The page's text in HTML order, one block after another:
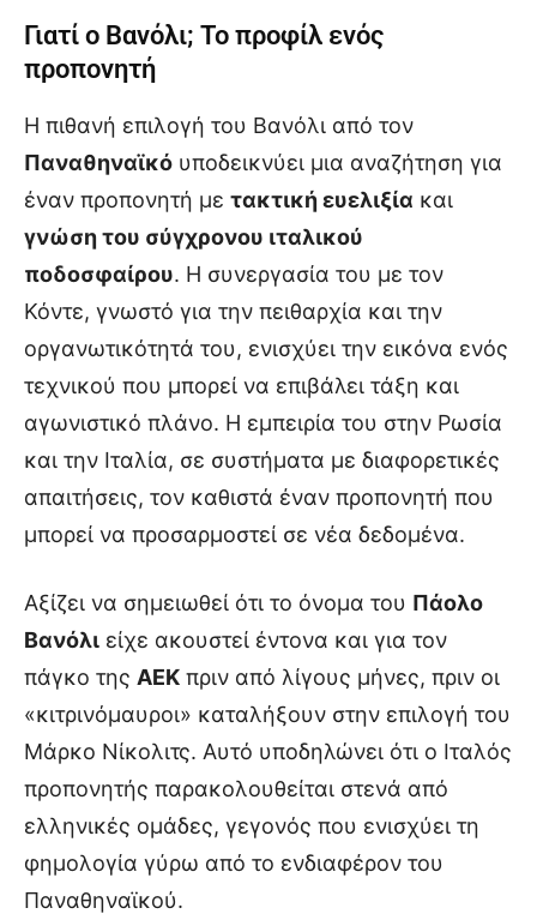
Γιατί ο Βανόλι; Το προφίλ ενός
προπονητή
Η πιθανή επιλογή του Βανόλι από τον
Παναθηναϊκό υποδεικνύει μια αναζήτηση για
έναν προπονητή με τακτική ευελιξία και
γνώση του σύγχρονου ιταλικού
ποδοσφαίρου. Η συνεργασία του με τον
Κόντε, γνωστό για την πειθαρχία και την
οργανωτικότητά του, ενισχύει την εικόνα ενός
τεχνικού που μπορεί να επιβάλει τάξη και
αγωνιστικό πλάνο. Η εμπειρία του στην Ρωσία
και την Ιταλία, σε συστήματα με διαφορετικές
απαιτήσεις, τον καθιστά έναν προπονητή που
μπορεί να προσαρμοστεί σε νέα δεδομένα.
Αξίζει να σημειωθεί ότι το όνομα του Πάολο
Βανόλι είχε ακουστεί έντονα και για τον
πάγκο της ΑΕΚ πριν από λίγους μήνες, πριν οι
«κιτρινόμαυροι» καταλήξουν στην επιλογή του
Μάρκο Νίκολιτς. Αυτό υποδηλώνει ότι ο Ιταλός
προπονητής παρακολουθείται στενά από
ελληνικές ομάδες, γεγονός που ενισχύει τη
φημολογία γύρω από το ενδιαφέρον του
Παναθηναϊκού.